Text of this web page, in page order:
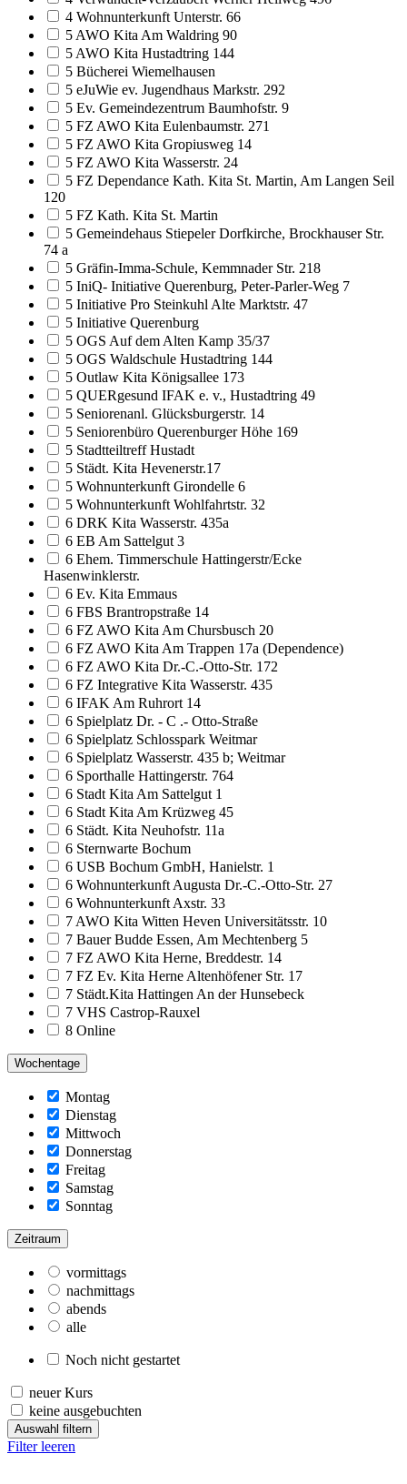
4 Wohnunterkunft Unterstr. 66
5 AWO Kita Am Waldring 90
5 AWO Kita Hustadtring 144
5 Bücherei Wiemelhausen
5 eJuWie ev. Jugendhaus Markstr. 292
5 Ev. Gemeindezentrum Baumhofstr. 9
5 FZ AWO Kita Eulenbaumstr. 271
5 FZ AWO Kita Gropiusweg 14
5 FZ AWO Kita Wasserstr. 24
5 FZ Dependance Kath. Kita St. Martin, Am Langen Seil
120
5 FZ Kath. Kita St. Martin
5 Gemeindehaus Stiepeler Dorfkirche, Brockhauser Str.
74 a
5 Gräfin-Imma-Schule, Kemmnader Str. 218
5 IniQ- Initiative Querenburg, Peter-Parler-Weg 7
5 Initiative Pro Steinkuhl Alte Marktstr. 47
5 Initiative Querenburg
5 OGS Auf dem Alten Kamp 35/37
5 OGS Waldschule Hustadtring 144
5 Outlaw Kita Königsallee 173
5 QUERgesund IFAK e. v., Hustadtring 49
5 Seniorenanl. Glücksburgerstr. 14
5 Seniorenbüro Querenburger Höhe 169
5 Stadtteiltreff Hustadt
5 Städt. Kita Hevenerstr.17
5 Wohnunterkunft Girondelle 6
5 Wohnunterkunft Wohlfahrtstr. 32
6 DRK Kita Wasserstr. 435a
6 EB Am Sattelgut 3
6 Ehem. Timmerschule Hattingerstr/Ecke
Hasenwinklerstr.
6 Ev. Kita Emmaus
6 FBS Brantropstraße 14
6 FZ AWO Kita Am Chursbusch 20
6 FZ AWO Kita Am Trappen 17a (Dependence)
6 FZ AWO Kita Dr.-C.-Otto-Str. 172
6 FZ Integrative Kita Wasserstr. 435
6 IFAK Am Ruhrort 14
6 Spielplatz Dr. - C .- Otto-Straße
6 Spielplatz Schlosspark Weitmar
6 Spielplatz Wasserstr. 435 b; Weitmar
6 Sporthalle Hattingerstr. 764
6 Stadt Kita Am Sattelgut 1
6 Stadt Kita Am Krüzweg 45
6 Städt. Kita Neuhofstr. 11a
6 Sternwarte Bochum
6 USB Bochum GmbH, Hanielstr. 1
6 Wohnunterkunft Augusta Dr.-C.-Otto-Str. 27
6 Wohnunterkunft Axstr. 33
7 AWO Kita Witten Heven Universitätsstr. 10
7 Bauer Budde Essen, Am Mechtenberg 5
7 FZ AWO Kita Herne, Breddestr. 14
7 FZ Ev. Kita Herne Altenhöfener Str. 17
7 Städt.Kita Hattingen An der Hunsebeck
7 VHS Castrop-Rauxel
8 Online
Wochentage
Montag
Dienstag
Mittwoch
Donnerstag
Freitag
Samstag
Sonntag
Zeitraum
vormittags
nachmittags
abends
alle
Noch nicht gestartet
neuer Kurs
keine ausgebuchten
Auswahl filtern
Filter leeren